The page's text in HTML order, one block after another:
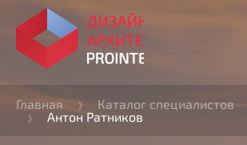
Главная Каталог специалистов
Антон Ратников